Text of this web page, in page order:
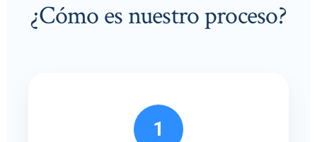
¿Cómo es nuestro proceso?
1